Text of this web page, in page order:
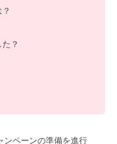
？
ンペーンの準備を進行